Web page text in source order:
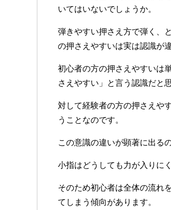
いてはいないでしょうか。
弾きやすい押さえ方で弾く、
の押さえやすいは実は認識が
初心者の方の押さえやすいは
さえやすい」と言う認識だと
対して経験者の方の押さえや
うことなのです。
この意識の違いが顕著に出る
小指はどうしても力が入りに
そのため初心者は全体の流れ
てしまう傾向があります。